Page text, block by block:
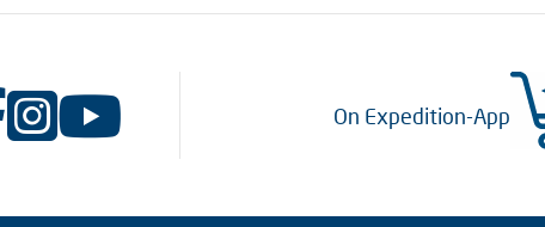
On Expedition-App